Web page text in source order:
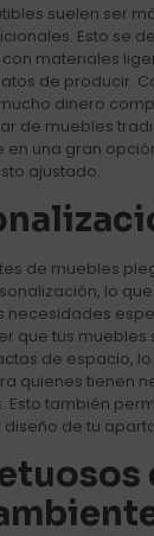
suelen ser
Esto se
materiales
de producir.
dinero
de muebles
en una gran
ajustado.
de muebles
lo
necesidades
que tus muebles
de espacio,
quienes tienen
Esto también
de tu